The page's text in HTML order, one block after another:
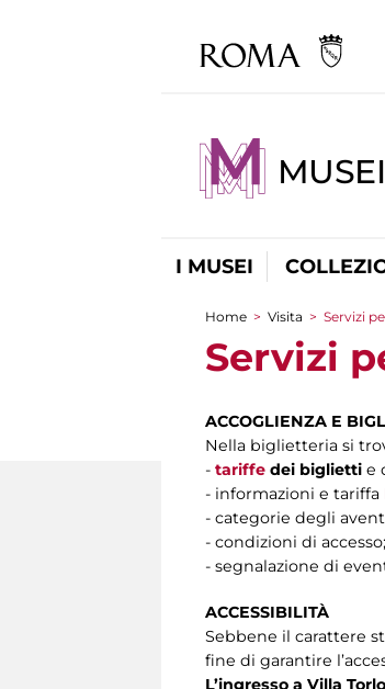
I MUSEI
Tu sei qui
Home > Visita > Servizi
Servizi
ACCOGLIENZA E
Nella biglietteria si
- tariffe dei biglietti e
- informazioni e tariffa
- categorie degli
- condizioni di accesso;
- segnalazione di
ACCESSIBILITÀ
Sebbene il carattere
fine di garantire
L’ingresso a Villa